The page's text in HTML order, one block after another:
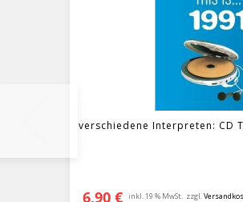
verschiedene Interpreten: CD
6,90 € inkl. 19 % MwSt. zzgl.